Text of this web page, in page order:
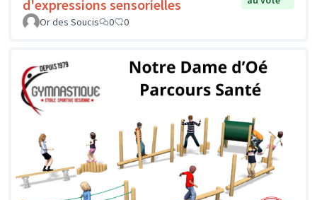
d'expressions sensorielles
Or des Soucis
0 0